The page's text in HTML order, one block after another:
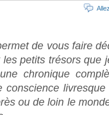
de vous faire
petits trésors que
chronique
conscience
ou de loin le